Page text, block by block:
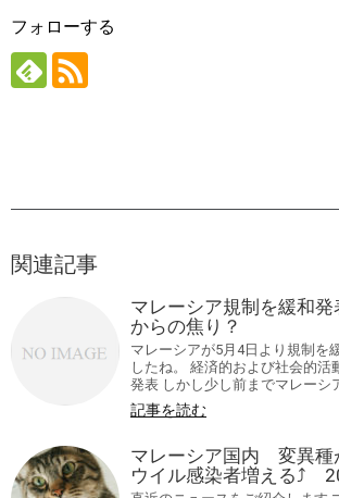
フォローする
関連記事
マレーシア規制を緩和
からの焦り？
マレーシアが5月4日より規制を
したね。 経済的および社会的活
発表 しかし少し前までマレーシア
記事を読む
マレーシア国内 変異種
ウイル感染者増える⤴